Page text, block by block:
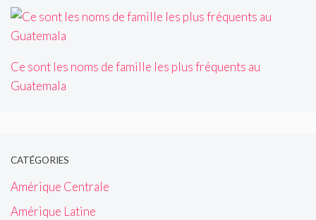
Ce sont les noms de famille les plus fréquents au
Guatemala
CATÉGORIES
Amérique Centrale
Amérique Latine